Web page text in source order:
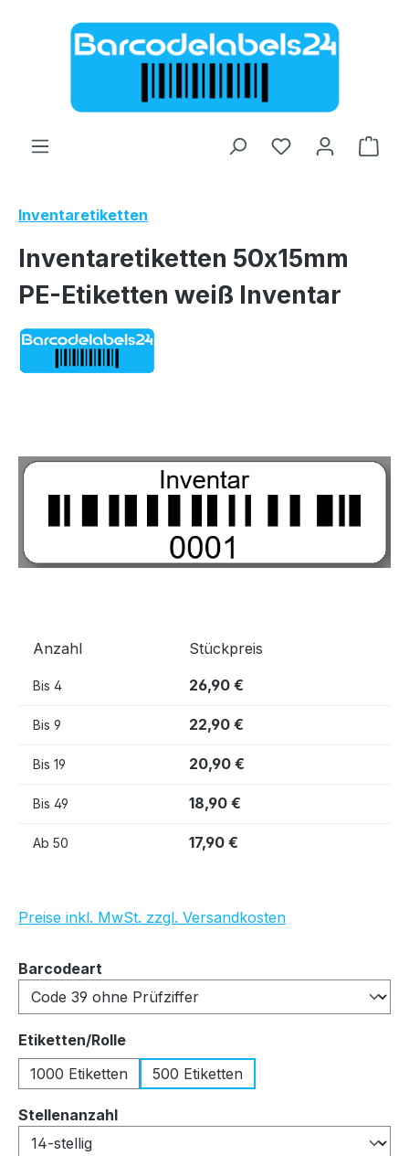
Zum Hauptinhalt springen
Inventaretiketten
Inventaretiketten 50x15mm
PE-Etiketten weiß Inventar
Anzahl Stückpreis
Bis 4 26,90 €
Bis 9 22,90 €
Bis 19 20,90 €
Bis 49 18,90 €
Ab 50 17,90 €
Preise inkl. MwSt. zzgl. Versandkosten
Barcodeart
Etiketten/Rolleauswählen
1000 Etiketten
500 Etiketten
Stellenanzahlauswählen